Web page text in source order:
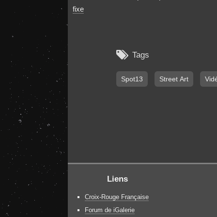
fixe
 Tags
Spot13 Street Art
Liens
Croix-Rouge Française
Forum de iGalerie